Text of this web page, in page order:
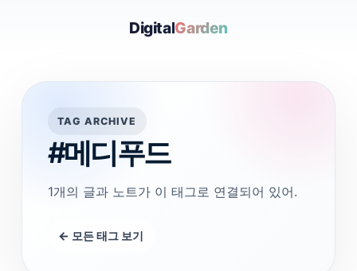
DigitalGarden
TAG ARCHIVE
#메디푸드
1개의 글과 노트가 이 태그로 연결되어 있어.
← 모든 태그 보기